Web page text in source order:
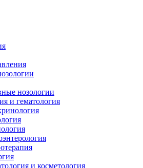
нозологии
и гематология
и косметология